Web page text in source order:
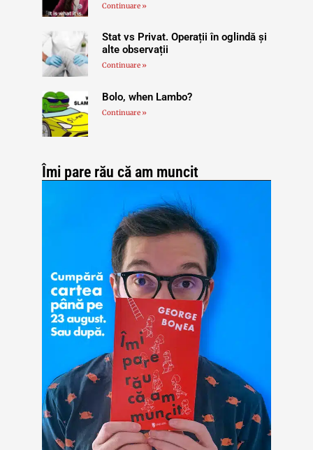
Continuare »
Stat vs Privat. Operații în oglindă și
alte observații
Continuare »
Bolo, when Lambo?
Continuare »
Îmi pare rău că am muncit